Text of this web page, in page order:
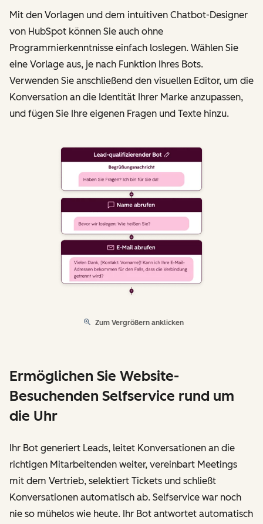
Mit den Vorlagen und dem intuitiven Chatbot-Designer
von HubSpot können Sie auch ohne
Programmierkenntnisse einfach loslegen. Wählen Sie
eine Vorlage aus, je nach Funktion Ihres Bots.
Verwenden Sie anschließend den visuellen Editor, um die
Konversation an die Identität Ihrer Marke anzupassen,
und fügen Sie Ihre eigenen Fragen und Texte hinzu.
Zum Vergrößern anklicken
Ermöglichen Sie Website-
Besuchenden Selfservice rund um
die Uhr
Ihr Bot generiert Leads, leitet Konversationen an die
richtigen Mitarbeitenden weiter, vereinbart Meetings
mit dem Vertrieb, selektiert Tickets und schließt
Konversationen automatisch ab. Selfservice war noch
nie so mühelos wie heute. Ihr Bot antwortet automatisch